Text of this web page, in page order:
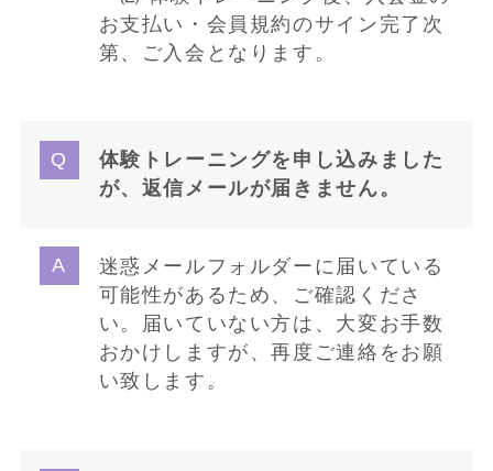
お支払い・会員規約のサイン完了次
第、ご入会となります。
体験トレーニングを申し込みました
が、返信メールが届きません。
迷惑メールフォルダーに届いている
可能性があるため、ご確認くださ
い。届いていない方は、大変お手数
おかけしますが、再度ご連絡をお願
い致します。